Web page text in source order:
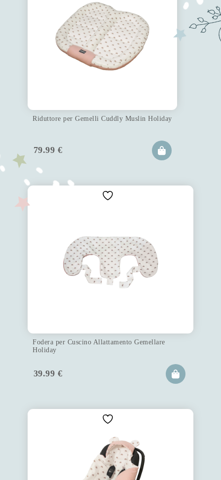
Riduttore per Gemelli Cuddly Muslin Holiday
79.99 €
Fodera per Cuscino Allattamento Gemellare
Holiday
39.99 €